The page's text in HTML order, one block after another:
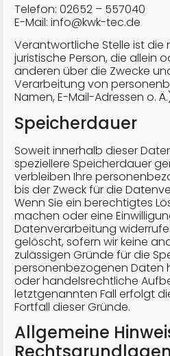
Telefon: 02652 – 557040
E-Mail: info@kwk-tec.de
Verantwortliche Stelle ist die
juristische Person, die allein
anderen über die Zwecke
Verarbeitung von
Namen, E-Mail-Adressen o.
Speicherdauer
Soweit innerhalb dieser
speziellere Speicherdauer
verbleiben Ihre
bis der Zweck für die
Wenn Sie ein berechtigtes
machen oder eine
Datenverarbeitung
gelöscht, sofern wir keine
zulässigen Gründe für die
personenbezogenen Daten
oder handelsrechtliche
letztgenannten Fall erfolgt
Fortfall dieser Gründe.
Allgemeine